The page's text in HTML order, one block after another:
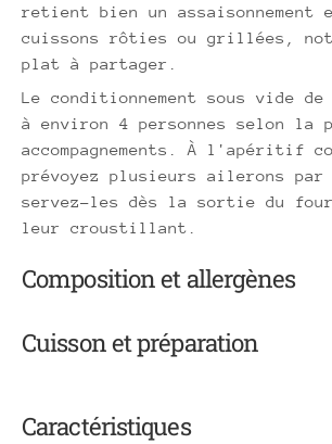
retient bien un assaisonnement
cuissons rôties ou grillées,
plat à partager.
Le conditionnement sous vide de
à environ 4 personnes selon la
accompagnements. À l'apéritif
prévoyez plusieurs ailerons par
servez-les dès la sortie du
leur croustillant.
Composition et allergènes
Cuisson et préparation
Caractéristiques